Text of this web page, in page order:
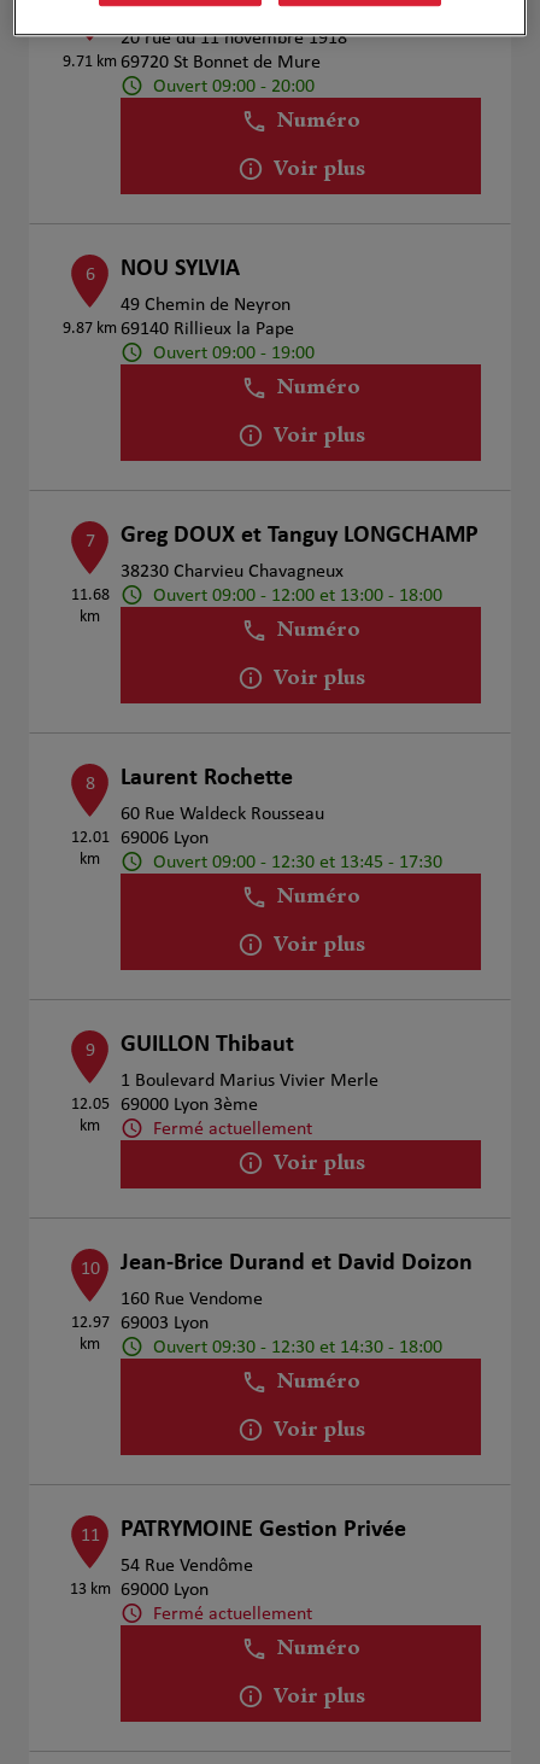
9.71 km
20 rue du 11 novembre 1918
69720 St Bonnet de Mure
Ouvert 09:00 - 20:00
Numéro
Voir plus
6
9.87 km
NOU SYLVIA
49 Chemin de Neyron
69140 Rillieux la Pape
Ouvert 09:00 - 19:00
Numéro
Voir plus
7
11.68
km
Greg DOUX et Tanguy LONGCHAMP
38230 Charvieu Chavagneux
Ouvert 09:00 - 12:00 et 13:00 - 18:00
Numéro
Voir plus
8
12.01
km
Laurent Rochette
60 Rue Waldeck Rousseau
69006 Lyon
Ouvert 09:00 - 12:30 et 13:45 - 17:30
Numéro
Voir plus
9
12.05
km
GUILLON Thibaut
1 Boulevard Marius Vivier Merle
69000 Lyon 3ème
Fermé actuellement
Voir plus
10
12.97
km
Jean-Brice Durand et David Doizon
160 Rue Vendome
69003 Lyon
Ouvert 09:30 - 12:30 et 14:30 - 18:00
Numéro
Voir plus
11
13 km
PATRYMOINE Gestion Privée
54 Rue Vendôme
69000 Lyon
Fermé actuellement
Numéro
Voir plus